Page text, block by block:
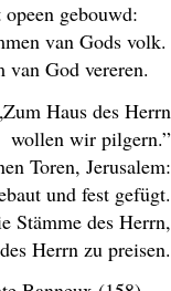
gebouwd:
van Gods volk.
van God vereren.
Haus des Herrn
wollen wir pilgern.”
Toren, Jerusalem:
und fest gefügt.
Stämme des Herrn,
Herrn zu preisen.